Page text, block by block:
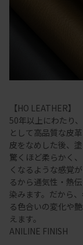
【HO LEATHER】
50年以上にわたり
として高品質な皮
皮をなめした後、
驚くほど柔らかく
くなるような感覚
るから通気性・熱
染みます。だから
る色合いの変化や
えます。
ANILINE FINISH